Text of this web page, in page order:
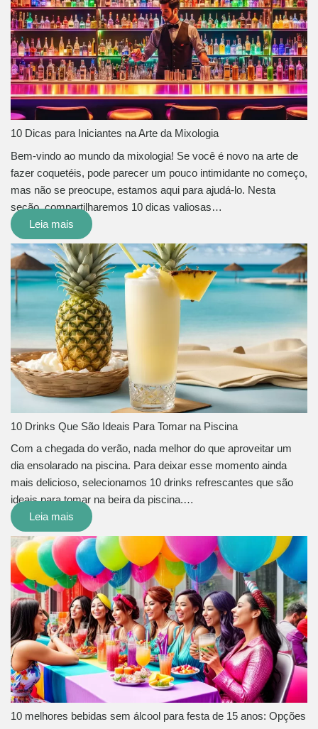
10 Dicas para Iniciantes na Arte da Mixologia
Bem-vindo ao mundo da mixologia! Se você é novo na arte de
fazer coquetéis, pode parecer um pouco intimidante no começo,
mas não se preocupe, estamos aqui para ajudá-lo. Nesta
seção, compartilharemos 10 dicas valiosas…
Leia mais
10 Drinks Que São Ideais Para Tomar na Piscina
Com a chegada do verão, nada melhor do que aproveitar um
dia ensolarado na piscina. Para deixar esse momento ainda
mais delicioso, selecionamos 10 drinks refrescantes que são
ideais para tomar na beira da piscina.…
Leia mais
10 melhores bebidas sem álcool para festa de 15 anos: Opções